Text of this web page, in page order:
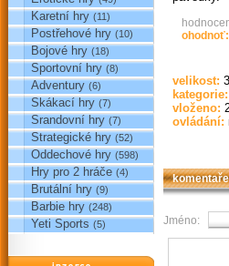
Karetní hry (11)
Postřehové hry (10)
Bojové hry (18)
Sportovní hry (8)
Adventury (6)
Skákací hry (7)
Srandovní hry (7)
Strategické hry (52)
Oddechové hry (598)
Hry pro 2 hráče (4)
Brutální hry (9)
Barbie hry (248)
Yeti Sports (5)
reklama
ohodnoť:
velikost:
kategorie:
vloženo:
ovládání:
Jméno: